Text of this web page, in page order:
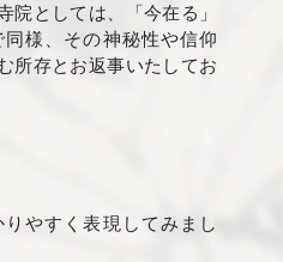
院としては、「今在る」
様、その神秘性や信仰
所存とお返事いたしてお
やすく表現してみまし